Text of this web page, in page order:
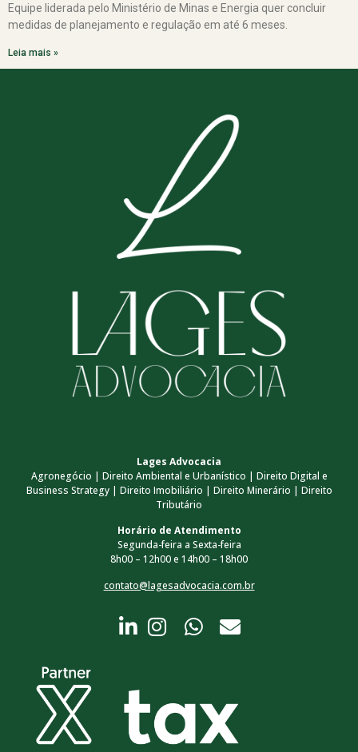
Equipe liderada pelo Ministério de Minas e Energia quer concluir
medidas de planejamento e regulação em até 6 meses.
Leia mais »
Lages Advocacia
Agronegócio | Direito Ambiental e Urbanístico | Direito Digital e
Business Strategy | Direito Imobiliário | Direito Minerário | Direito
Tributário
Horário de Atendimento
Segunda-feira a Sexta-feira
8h00 – 12h00 e 14h00 – 18h00
contato@lagesadvocacia.com.br